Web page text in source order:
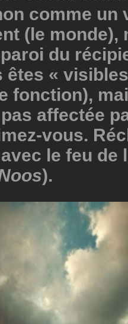
comme un
(le monde),
du
êtes «
fonction),
affectée
vous.
le feu de
).